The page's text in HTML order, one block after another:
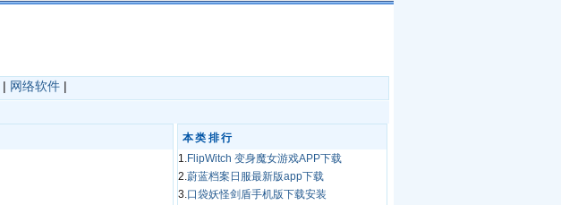
| 网络软件 |
本类排行
1.FlipWitch 变身魔女游戏APP下载
2.蔚蓝档案日服最新版app下载
3.口袋妖怪剑盾手机版下载安装